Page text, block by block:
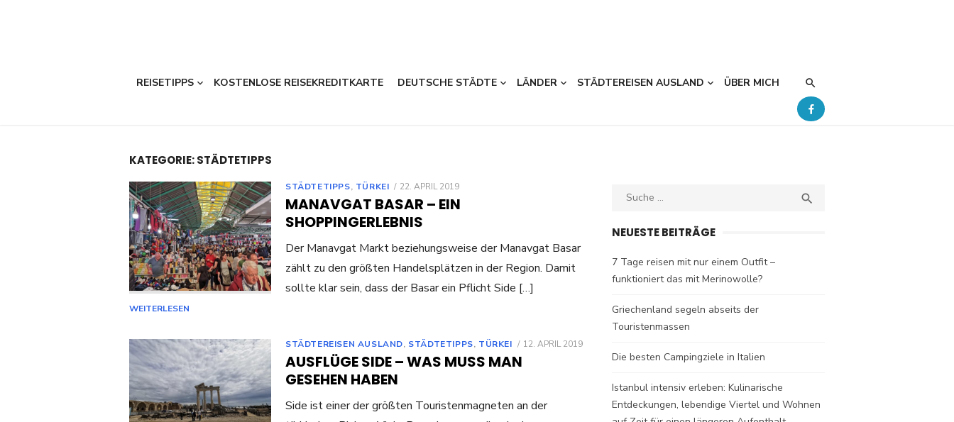
REISETIPPS KOSTENLOSE REISEKREDITKARTE DEUTSCHE STÄDTE LÄNDER STÄDTEREISEN AUSLAND ÜBER MICH
KATEGORIE:STÄDTETIPPS
STÄDTETIPPS, TÜRKEI
POSTED
22. APRIL 2019
MANAVGAT BASAR – EIN
SHOPPINGERLEBNIS
Der Manavgat Markt beziehungsweise der Manavgat Basar
zählt zu den größten Handelsplätzen in der Region. Damit
sollte klar sein, dass der Basar ein Pflicht Side […]
WEITERLESEN
STÄDTEREISEN AUSLAND, STÄDTETIPPS, TÜRKEI
POSTED
12. APRIL 2019
AUSFLÜGE SIDE – WAS MUSS MAN
GESEHEN HABEN
Side ist einer der größten Touristenmagneten an der
Search

NEUESTE BEITRÄGE
7 Tage reisen mit nur einem Outfit –
funktioniert das mit Merinowolle?
Griechenland segeln abseits der
Touristenmassen
Die besten Campingziele in Italien
Istanbul intensiv erleben: Kulinarische
Entdeckungen, lebendige Viertel und Wohnen